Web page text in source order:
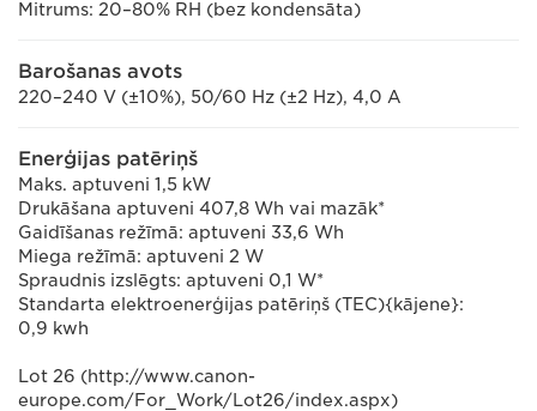
Mitrums: 20–80% RH (bez kondensāta)
Barošanas avots
220–240 V (±10%), 50/60 Hz (±2 Hz), 4,0 A
Enerģijas patēriņš
Maks. aptuveni 1,5 kW
Drukāšana aptuveni 407,8 Wh vai mazāk*
Gaidīšanas režīmā: aptuveni 33,6 Wh
Miega režīmā: aptuveni 2 W
Spraudnis izslēgts: aptuveni 0,1 W*
Standarta elektroenerģijas patēriņš (TEC){kājene}:
0,9 kwh
Lot 26 (http://www.canon-
europe.com/For_Work/Lot26/index.aspx)